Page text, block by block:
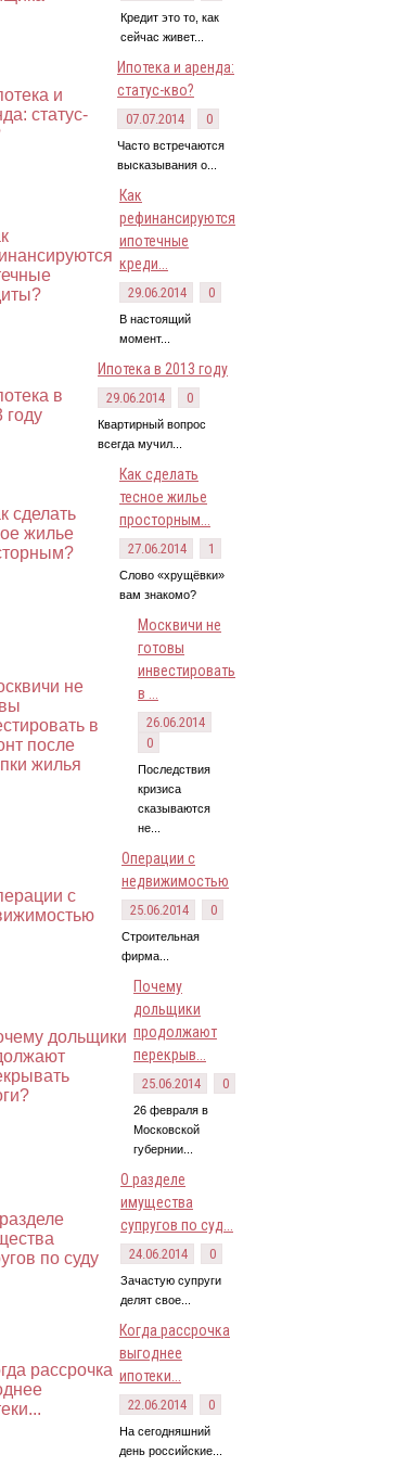
Кредит это то, как
сейчас живет...
Ипотека и аренда:
статус-кво?
07.07.2014 0
Часто встречаются
высказывания о...
Как
рефинансируются
ипотечные
креди...
29.06.2014 0
В настоящий
момент...
Ипотека в 2013 году
29.06.2014 0
Квартирный вопрос
всегда мучил...
Как сделать
тесное жилье
просторным...
27.06.2014 1
Слово «хрущёвки»
вам знакомо?
Москвичи не
готовы
инвестировать
в ...
26.06.2014
0
Последствия
кризиса
сказываются
не...
Операции с
недвижимостью
25.06.2014 0
Строительная
фирма...
Почему
дольщики
продолжают
перекрыв...
25.06.2014 0
26 февраля в
Московской
губернии...
О разделе
имущества
супругов по суд...
24.06.2014 0
Зачастую супруги
делят свое...
Когда рассрочка
выгоднее
ипотеки...
22.06.2014 0
На сегодняшний
день российские...